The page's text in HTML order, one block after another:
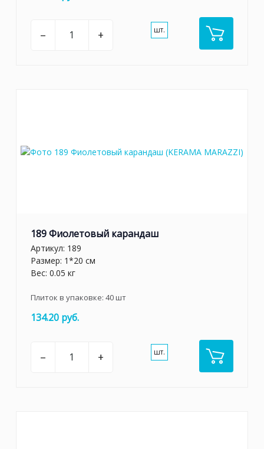
– + шт.
189 Фиолетовый карандаш
Артикул: 189
Размер: 1*20 см
Вес: 0.05 кг
Плиток в упаковке: 40шт
134.20 руб.
– + шт.